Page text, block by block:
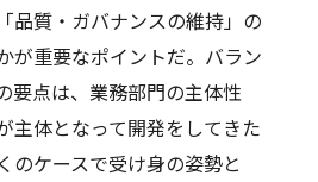
品質・ガバナンスの維持」の
が重要なポイントだ。バラン
要点は、業務部門の主体性
主体となって開発をしてきた
のケースで受け身の姿勢と